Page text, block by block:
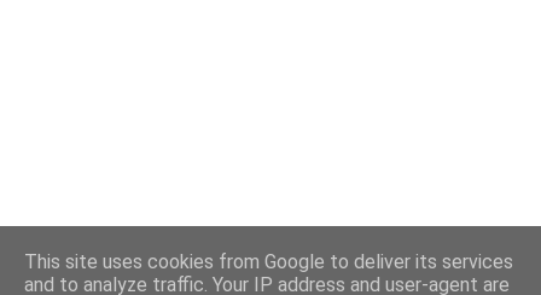
This site uses cookies from Google to deliver its services
and to analyze traffic. Your IP address and user-agent are